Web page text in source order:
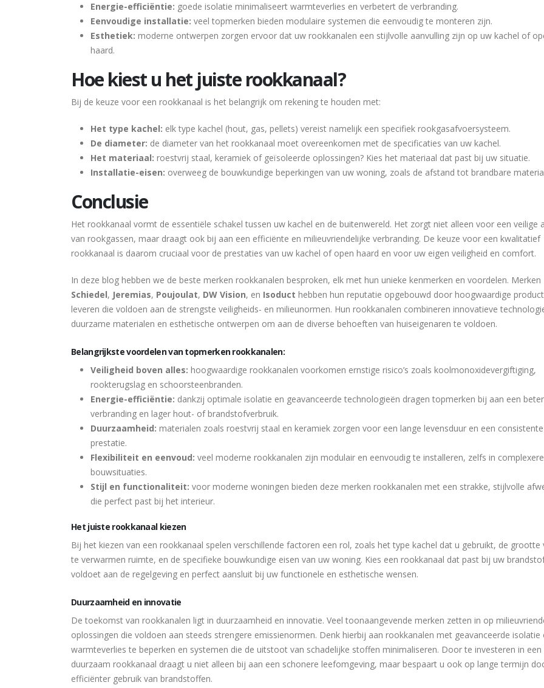
Energie-efficiëntie: goede isolatie minimaliseert warmteverlies en verbetert de verbranding.
Eenvoudige installatie: veel topmerken bieden modulaire systemen die eenvoudig te monteren zijn.
Esthetiek: moderne ontwerpen zorgen ervoor dat uw rookkanalen een stijlvolle aanvulling zijn op uw kachel of
haard.
Hoe kiest u het juiste rookkanaal?
Bij de keuze voor een rookkanaal is het belangrijk om rekening te houden met:
Het type kachel: elk type kachel (hout, gas, pellets) vereist namelijk een specifiek rookgasafvoersysteem.
De diameter: de diameter van het rookkanaal moet overeenkomen met de specificaties van uw kachel.
Het materiaal: roestvrij staal, keramiek of geïsoleerde oplossingen? Kies het materiaal dat past bij uw situatie.
Installatie-eisen: overweeg de bouwkundige beperkingen van uw woning, zoals de afstand tot brandbare
Conclusie
Het rookkanaal vormt de essentiële schakel tussen uw kachel en de buitenwereld. Het zorgt niet alleen voor een veilige
van rookgassen, maar draagt ook bij aan een efficiënte en milieuvriendelijke verbranding. De keuze voor een kwalitatief
rookkanaal is daarom cruciaal voor de prestaties van uw kachel of open haard en voor uw eigen veiligheid en comfort.
In deze blog hebben we de beste merken rookkanalen besproken, elk met hun unieke kenmerken en voordelen. Merken
Schiedel, Jeremias, Poujoulat, DW Vision, en Isoduct hebben hun reputatie opgebouwd door hoogwaardige
leveren die voldoen aan de strengste veiligheids- en milieunormen. Hun rookkanalen combineren innovatieve
duurzame materialen en esthetische ontwerpen om aan de diverse behoeften van huiseigenaren te voldoen.
Belangrijkste voordelen van topmerken rookkanalen:
Veiligheid boven alles: hoogwaardige rookkanalen voorkomen ernstige risico’s zoals koolmonoxidevergiftiging,
rookterugslag en schoorsteenbranden.
Energie-efficiëntie: dankzij optimale isolatie en geavanceerde technologieën dragen topmerken bij aan een
verbranding en lager hout- of brandstofverbruik.
Duurzaamheid: materialen zoals roestvrij staal en keramiek zorgen voor een lange levensduur en een consistente
prestatie.
Flexibiliteit en eenvoud: veel moderne rookkanalen zijn modulair en eenvoudig te installeren, zelfs in complexere
bouwsituaties.
Stijl en functionaliteit: voor moderne woningen bieden deze merken rookkanalen met een strakke, stijlvolle
die perfect past bij het interieur.
Het juiste rookkanaal kiezen
Bij het kiezen van een rookkanaal spelen verschillende factoren een rol, zoals het type kachel dat u gebruikt, de grootte
te verwarmen ruimte, en de specifieke bouwkundige eisen van uw woning. Kies een rookkanaal dat past bij uw
voldoet aan de regelgeving en perfect aansluit bij uw functionele en esthetische wensen.
Duurzaamheid en innovatie
De toekomst van rookkanalen ligt in duurzaamheid en innovatie. Veel toonaangevende merken zetten in op
oplossingen die voldoen aan steeds strengere emissienormen. Denk hierbij aan rookkanalen met geavanceerde isolatie
warmteverlies te beperken en systemen die de uitstoot van schadelijke stoffen minimaliseren. Door te investeren in een
duurzaam rookkanaal draagt u niet alleen bij aan een schonere leefomgeving, maar bespaart u ook op lange termijn
efficiënter gebruik van brandstoffen.